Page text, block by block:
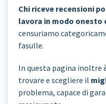
Chi riceve recensioni
lavora in modo onesto
censuriamo
fasulle.
In questa pagina inoltre
trovare e scegliere il
problema, capace di